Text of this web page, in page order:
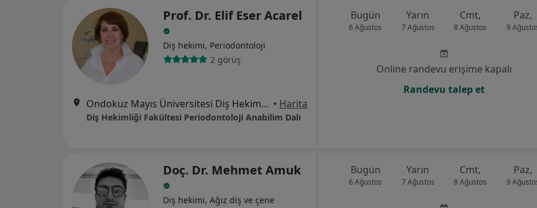
Prof. Dr. Elif Eser Acarel
Diş hekimi, Periodontoloji
2 görüş
Ondokuz Mayıs Üniversitesi Diş Hekimliği Fakültesi, Körfez, 55270 Atakum/Samsun, Samsun • Harita
Diş Hekimliği Fakültesi Periodontoloji Anabilim Dalı
Bugün
6 Ağustos
Yarın
7 Ağustos
Cmt,
8 Ağustos
Paz,
9
Online randevu erişime kapalı
Randevu talep et
Doç. Dr. Mehmet Amuk
Diş hekimi, Ağız diş ve çene
Bugün
6 Ağustos
Yarın
7 Ağustos
Cmt,
8 Ağustos
Paz,
9